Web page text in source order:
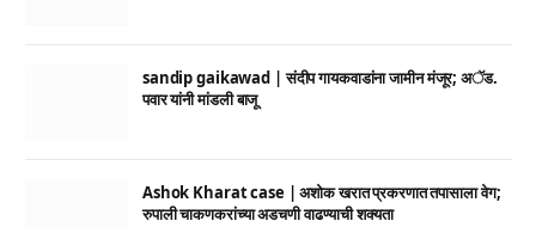
sandip gaikawad | संदीप गायकवाडांना जामीन मंजूर; अॅड.
पवार यांनी मांडली बाजू
Ashok Kharat case | अशोक खरात प्रकरणात तपासाला वेग;
रुपाली चाकणकरांच्या अडचणी वाढण्याची शक्यता